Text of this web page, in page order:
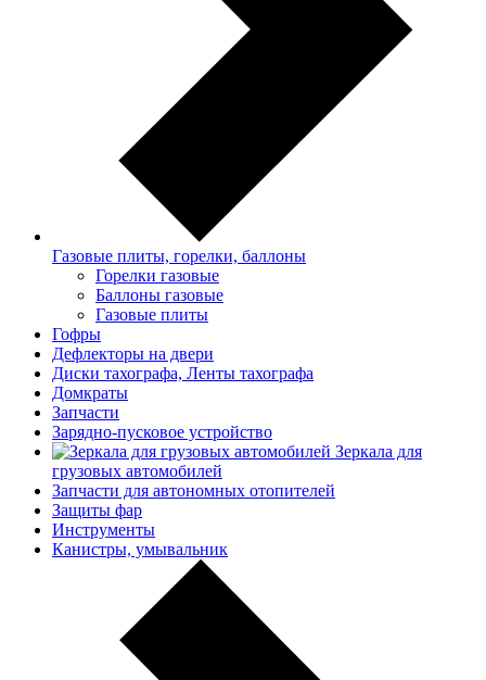
Газовые плиты, горелки, баллоны
Горелки газовые
Баллоны газовые
Газовые плиты
Гофры
Дефлекторы на двери
Диски тахографа, Ленты тахографа
Домкраты
Запчасти
Зарядно-пусковое устройство
Зеркала для
грузовых автомобилей
Запчасти для автономных отопителей
Защиты фар
Инструменты
Канистры, умывальник